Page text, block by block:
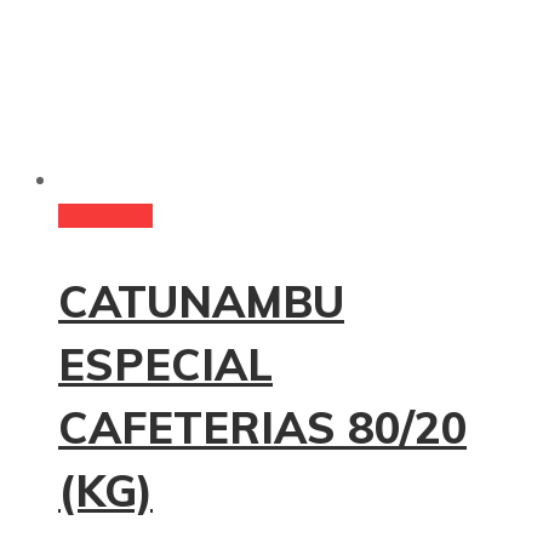
CATUNAMBU
ESPECIAL
CAFETERIAS 80/20
(KG)